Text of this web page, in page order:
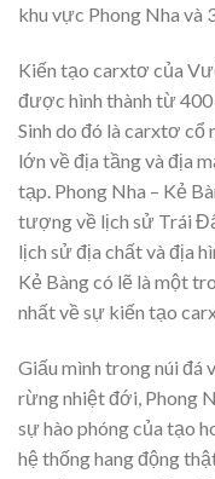
khu vực Phong Nha và
Kiến tạo carxtơ của
được hình thành từ
Sinh do đó là carxtơ cổ
lớn về địa tầng và địa
tạp. Phong Nha – Kẻ
tượng về lịch sử Trái
lịch sử địa chất và địa
Kẻ Bàng có lẽ là một
nhất về sự kiến tạo
Giấu mình trong núi đá
rừng nhiệt đới, Phong
sự hào phóng của tạo
hệ thống hang động